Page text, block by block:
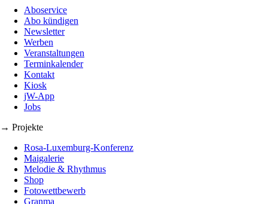
Aboservice
Abo kündigen
Newsletter
Werben
Veranstaltungen
Terminkalender
Kontakt
Kiosk
jW-App
Jobs
→ Projekte
Rosa-Luxemburg-Konferenz
Maigalerie
Melodie & Rhythmus
Shop
Fotowettbewerb
Granma